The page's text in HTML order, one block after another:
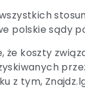
polskie sądy
że koszty
z tym,